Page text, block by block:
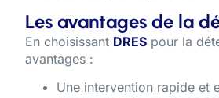
Les avantages de la
En choisissant DRES pour la
avantages :
Une intervention rapide et